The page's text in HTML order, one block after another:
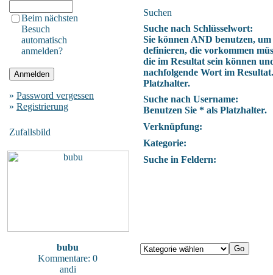
Beim nächsten
Besuch
automatisch
anmelden?
» Password vergessen
» Registrierung
Zufallsbild
bubu
Kommentare: 0
andi
Suchen
Suche nach Schlüsselwort:
Sie können AND benutzen,
definieren, die vorkommen
die im Resultat sein können
nachfolgende Wort im
Platzhalter.
Suche nach Username:
Benutzen Sie * als Platzhalter.
Verknüpfung:
Kategorie:
Suche in Feldern: